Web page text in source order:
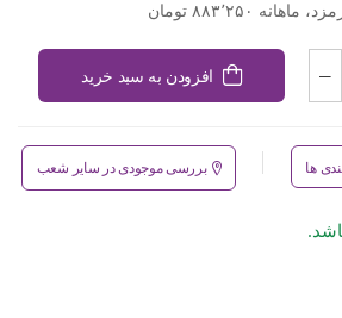
افزودن به سبد خرید
ها بررسی موجودی در سایر شعب